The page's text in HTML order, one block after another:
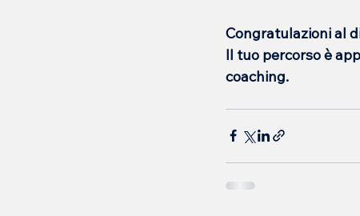
Congratulazioni al
Il tuo percorso è
coaching.